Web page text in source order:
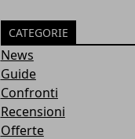
CATEGORIE
News
Guide
Confronti
Recensioni
Offerte